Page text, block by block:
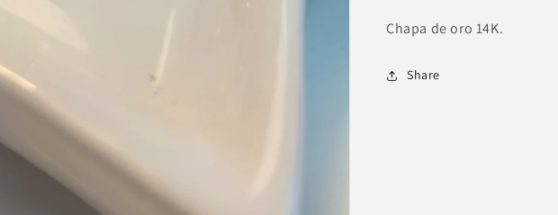
Chapa de oro 14K.
Share